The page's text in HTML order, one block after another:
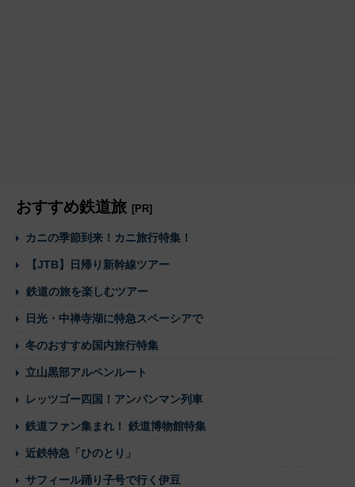
おすすめ鉄道旅 [PR]
カニの季節到来！カニ旅行特集！
【JTB】日帰り新幹線ツアー
鉄道の旅を楽しむツアー
日光・中禅寺湖に特急スペーシアで
冬のおすすめ国内旅行特集
立山黒部アルペンルート
レッツゴー四国！アンパンマン列車
鉄道ファン集まれ！ 鉄道博物館特集
近鉄特急「ひのとり」
サフィール踊り子号で行く伊豆